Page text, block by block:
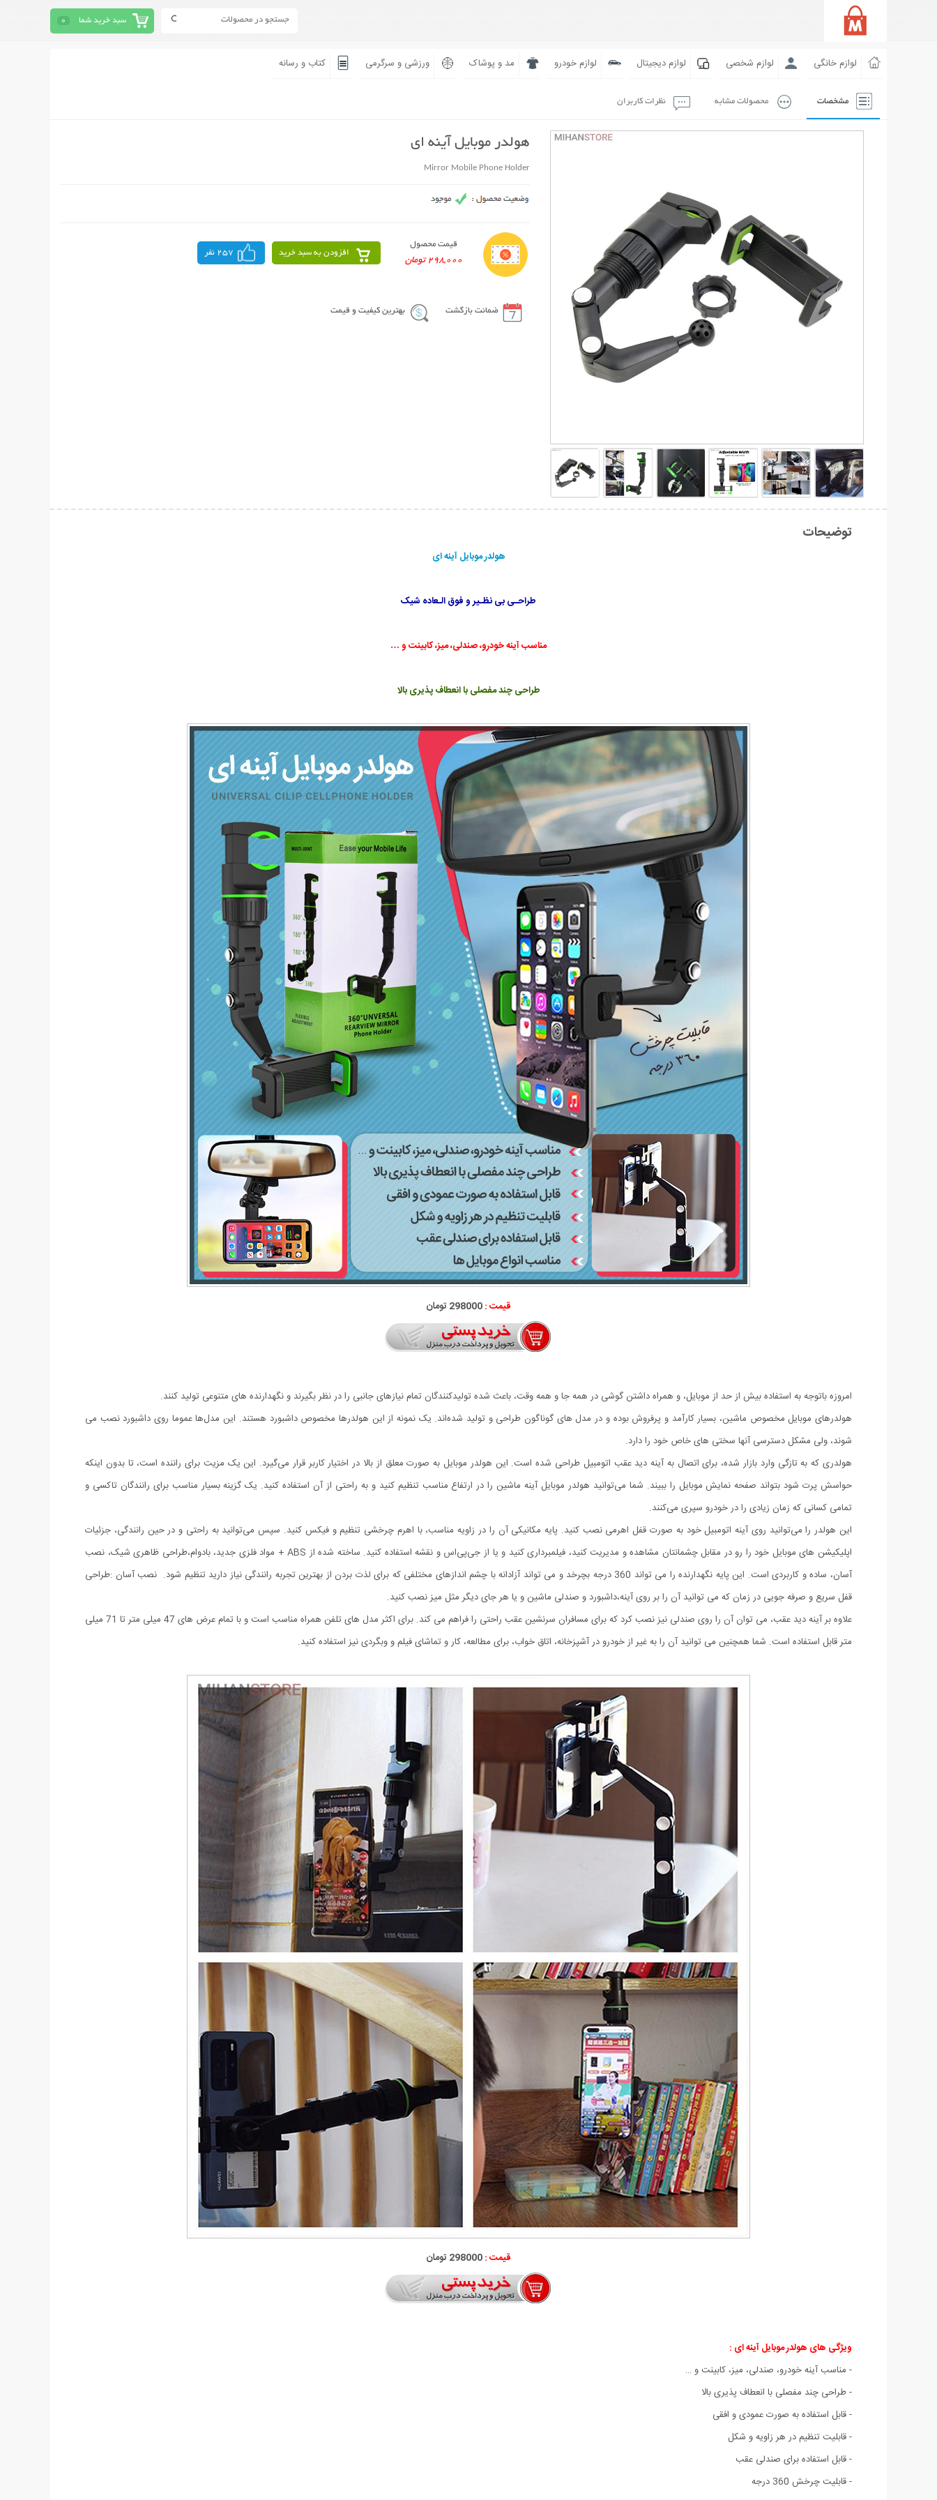
سبد خرید شما 0
لوازم خانگی لوازم شخصی لوازم دیجیتال لوازم خودرو مد و پوشاک ورزشی و سرگرمی کتاب و رسانه
مشخصات محصولات مشابه نظرات کاربران
هولدر موبایل آینه ای
Mirror Mobile Phone Holder
قیمت محصول
298,000 تومان
افزودن به سبد خرید 257 نفر
ضمانت بازگشت بهترین کیفیت و قیمت
توضیحات
هولدر موبایل آینه ای
طراحـی بی نظـیر و فوق الـعاده شیک
مناسب آینه خودرو، صندلی، میز، کابینت و …
طراحی چند مفصلی با انعطاف پذیری بالا
قیمت :298000 تومان
امروزه باتوجه به استفاده بیش از حد از موبایل، و همراه داشتن گوشی در همه جا و همه وقت، باعث شده تولیدکنندگان تمام نیازهای جانبی را در نظر بگیرند و نگهدارنده های متنوعی تولید کنند.
هولدرهای موبایل مخصوص ماشین، بسیار کارآمد و پرفروش بوده و در مدل های گوناگون طراحی و تولید شده‌اند. یک نمونه از این هولدرها مخصوص داشبورد هستند. این مدل‌ها عموما روی داشبورد نصب می
شوند، ولی مشکل دسترسی آنها سختی های خاص خود را دارد.
هولدری که به تازگی وارد بازار شده، برای اتصال به آینه دید عقب اتومبیل طراحی شده است. این هولدر موبایل به صورت معلق از بالا در اختیار کاربر قرار می‌گیرد. این یک مزیت برای راننده است، تا بدون اینکه
حواسش پرت شود بتواند صفحه نمایش موبایل را ببیند. شما می‌توانید هولدر موبایل آینه ماشین را در ارتفاع مناسب تنظیم کنید و به راحتی از آن استفاده کنید. یک گزینه بسیار مناسب برای رانندگان تاکسی و
تمامی کسانی که زمان زیادی را در خودرو سپری می‌کنند.
این هولدر را می‌توانید روی آینه اتومبیل خود به صورت قفل اهرمی نصب کنید. پایه مکانیکی آن را در زاویه مناسب، با اهرم چرخشی تنظیم و فیکس کنید. سپس می‌توانید به راحتی و در حین رانندگی، جزئیات
اپلیکیشن های موبایل خود را رو در مقابل چشمانتان مشاهده و مدیریت کنید، فیلمبرداری کنید و یا از جی‌پی‌اس و نقشه استفاده کنید. ساخته شده از ABS + مواد فلزی جدید، بادوام،طراحی ظاهری شیک، نصب
آسان، ساده و کاربردی است. این پایه نگهدارنده را می تواند 360 درجه بچرخد و می تواند آزادانه با چشم اندازهای مختلفی که برای لذت بردن از بهترین تجربه رانندگی نیاز دارید تنظیم شود. نصب آسان :طراحی
قفل سریع و صرفه جویی در زمان که می توانید آن را بر روی آینه،داشبورد و صندلی ماشین و یا هر جای دیگر مثل میز نصب کنید.
علاوه بر آینه دید عقب، می توان آن را روی صندلی نیز نصب کرد که برای مسافران سرنشین عقب راحتی را فراهم می کند. برای اکثر مدل های تلفن همراه مناسب است و با تمام عرض های 47 میلی متر تا 71 میلی
متر قابل استفاده است. شما همچنین می توانید آن را به غیر از خودرو در آشپزخانه، اتاق خواب، برای مطالعه، کار و تماشای فیلم و وبگردی نیز استفاده کنید.
قیمت :298000 تومان
ویژگی های هولدر موبایل آینه ای :
- مناسب آینه خودرو، صندلی، میز، کابینت و …
- طراحی چند مفصلی با انعطاف پذیری بالا
- قابل استفاده به صورت عمودی و افقی
- قابلیت تنظیم در هر زاویه و شکل
- قابل استفاده برای صندلی عقب
- قابلیت چرخش 360 درجه